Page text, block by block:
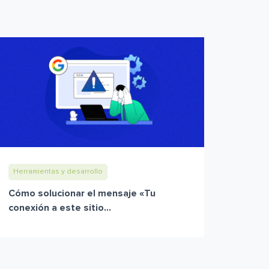
Herramientas y desarrollo
Cómo solucionar el mensaje «Tu
conexión a este sitio...